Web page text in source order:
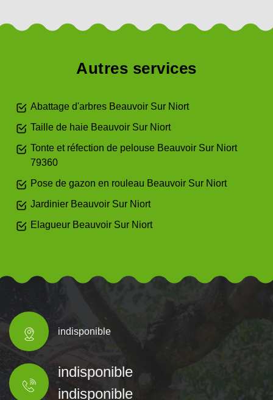
Autres services
Abattage d'arbres Beauvoir Sur Niort
Taille de haie Beauvoir Sur Niort
Tonte et réfection de pelouse Beauvoir Sur Niort
79360
Pose de gazon en rouleau Beauvoir Sur Niort
Jardinier Beauvoir Sur Niort
Elagueur Beauvoir Sur Niort
indisponible
indisponible
indisponible